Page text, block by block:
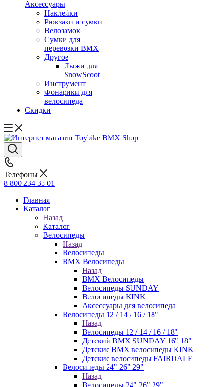
Аксессуары
Наклейки
Рюкзаки и сумки
Велозамок
Сумки для
перевозки BMX
Другое
Лыжи для
SnowScoot
Инструмент
Фонарики для
велосипеда
Скидки
Телефоны
8 800 234 33 01
Главная
Каталог
Назад
Каталог
Велосипеды
Назад
Велосипеды
BMX Велосипеды
Назад
BMX Велосипеды
Велосипеды SUNDAY
Велосипеды KINK
Аксессуары для велосипеда
Велосипеды 12 / 14 / 16 / 18"
Назад
Велосипеды 12 / 14 / 16 / 18"
Детский BMX SUNDAY 16" 18"
Детские BMX велосипеды KINK
Детские велосипеды FAIRDALE
Велосипеды 24" 26" 29"
Назад
Велосипеды 24" 26" 29"